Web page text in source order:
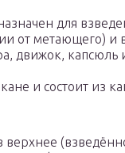
для
от метающего) и
движок, капсюль
и состоит из
верхнее